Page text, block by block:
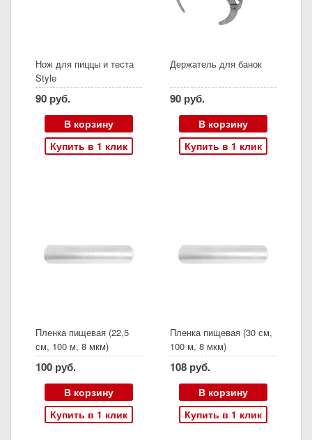
Нож для пиццы и теста
Style
90 руб.
В корзину
Купить в 1 клик
Держатель для банок
90 руб.
В корзину
Купить в 1 клик
Пленка пищевая (22,5
см, 100 м, 8 мкм)
100 руб.
В корзину
Купить в 1 клик
Пленка пищевая (30 см,
100 м, 8 мкм)
108 руб.
В корзину
Купить в 1 клик